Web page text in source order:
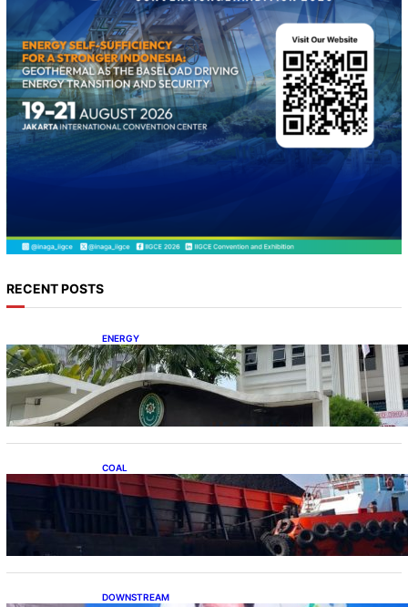
RECENT POSTS
ENERGY
Koalisi Bersihkan Indonesia Ajukan Banding
atas Putusan Gugatan RUPTL
COAL
Lelang Batubara Sitaan, Negara Dapat Lebih
dari Rp 20 Miliar
DOWNSTREAM